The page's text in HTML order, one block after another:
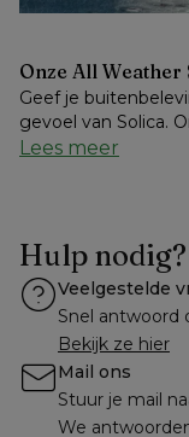
Onze All
Geef je
gevoel van Solica.
Lees meer
Hulp nodig?
Veelgestelde
Snel antwoord
Bekijk ze hier
Mail ons
Stuur je mail
We